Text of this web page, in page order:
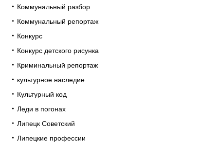
Коммунальный разбор
Коммунальный репортаж
Конкурс
Конкурс детского рисунка
Криминальный репортаж
культурное наследие
Культурный код
Леди в погонах
Липецк Советский
Липецкие профессии